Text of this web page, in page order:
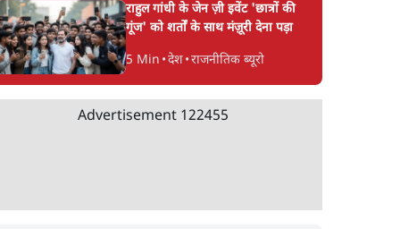
राहुल गांधी के जेन ज़ी इवेंट 'छात्रों की
गूंज' को शर्तों के साथ मंज़ूरी देना पड़ा
5 Min •देश•राजनीतिक ब्यूरो
Advertisement 122455